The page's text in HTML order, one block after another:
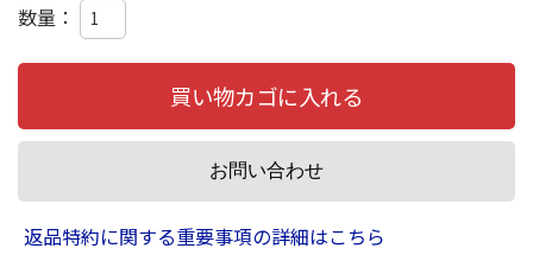
数量：
返品特約に関する重要事項の詳細はこちら